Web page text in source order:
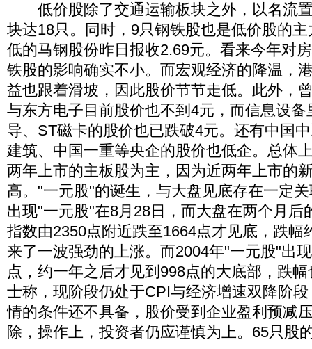
低价股除了交通运输板块之外，以名流
块达18只。同时，9只钢铁股也是低价股的
低的马钢股份昨日报收2.69元。看来今年对
铁股的影响确实不小。而宏观经济的降温，
益也跟着滑坡，因此股价节节走低。此外，
与东方电子目前股价也不到4元，而信息设
导、ST磁卡的股价也已跌破4元。还有中国
建筑、中国一重等央企的股价也低企。总体
两年上市的主板股为主，因为近两年上市的
高。"一元股"的诞生，与大盘见底存在一定
出现"一元股"在8月28日，而大盘在两个月后
指数由2350点附近跌至1664点才见底，跌幅
来了一波强劲的上涨。而2004年"一元股"出
点，约一年之后才见到998点的大底部，跌
士称，现阶段仍处于CPI与经济增速双降阶
情的条件还不具备，股价受到企业盈利预减
除，操作上，投资者仍应谨慎为上。65只股